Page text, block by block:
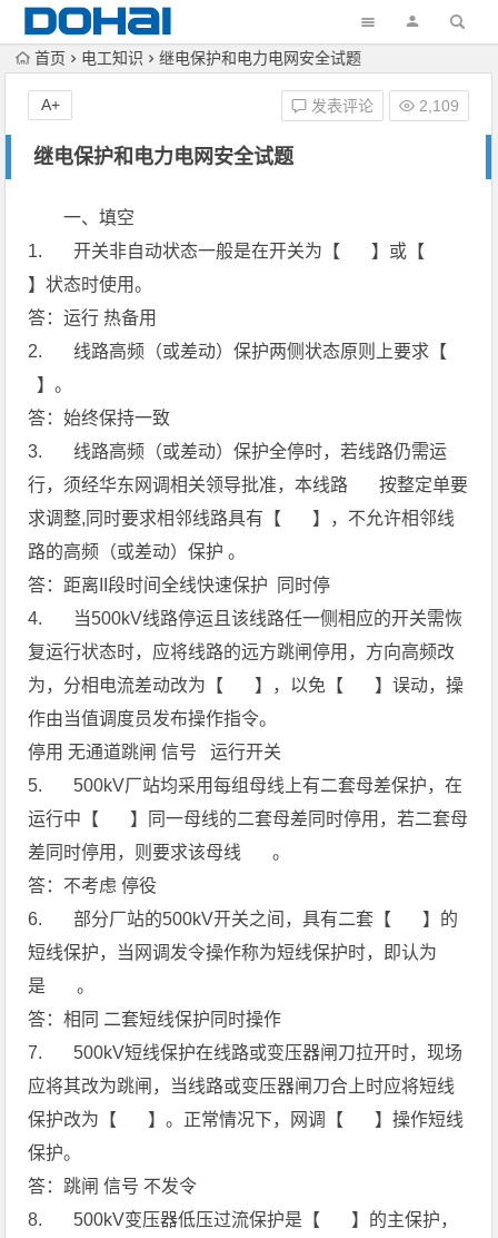
首页 电工知识 继电保护和电力电网安全试题
继电保护和电力电网安全试题
发表评论 2,109
A+
一、填空
1. 开关非自动状态一般是在开关为【 】或【
】状态时使用。
答：运行 热备用
2. 线路高频（或差动）保护两侧状态原则上要求【
】。
答：始终保持一致
3. 线路高频（或差动）保护全停时，若线路仍需运
行，须经华东网调相关领导批准，本线路 按整定单要
求调整,同时要求相邻线路具有【 】，不允许相邻线
路的高频（或差动）保护 。
答：距离II段时间全线快速保护 同时停
4. 当500kV线路停运且该线路任一侧相应的开关需恢
复运行状态时，应将线路的远方跳闸停用，方向高频改
为，分相电流差动改为【 】，以免【 】误动，操
作由当值调度员发布操作指令。
停用 无通道跳闸 信号 运行开关
5. 500kV厂站均采用每组母线上有二套母差保护，在
运行中【 】同一母线的二套母差同时停用，若二套母
差同时停用，则要求该母线 。
答：不考虑 停役
6. 部分厂站的500kV开关之间，具有二套【 】的
短线保护，当网调发令操作称为短线保护时，即认为
是 。
答：相同 二套短线保护同时操作
7. 500kV短线保护在线路或变压器闸刀拉开时，现场
应将其改为跳闸，当线路或变压器闸刀合上时应将短线
保护改为【 】。正常情况下，网调【 】操作短线
保护。
答：跳闸 信号 不发令
8. 500kV变压器低压过流保护是【 】的主保护，